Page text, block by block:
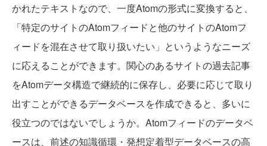
かれたテキストなので、一度Atomの形式に変換すると、
「特定のサイトのAtomフィードと他のサイトのAtomフ
ィードを混在させて取り扱いたい」というようなニーズ
に応えることができます。関心のあるサイトの過去記事
をAtomデータ構造で継続的に保存し、必要に応じて取り
出すことができるデータベースを作成できると、多いに
役立つのではないでしょうか。Atomフィードのデータベ
ースは、前述の知識循環・発想定着型データベースの高